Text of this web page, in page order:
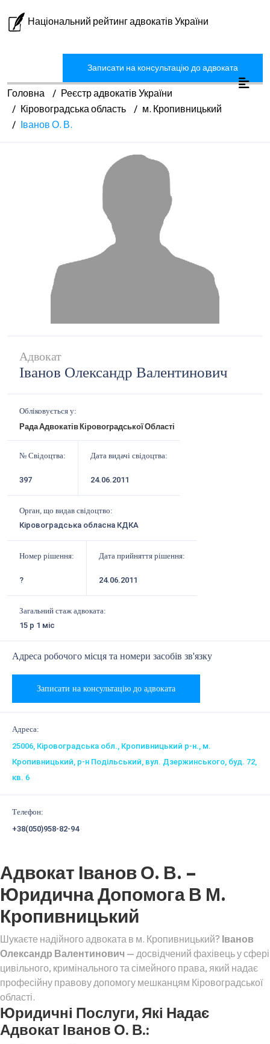
Національний рейтинг адвокатів України
Записати на консультацію до адвоката
Головна
Реєстр адвокатів України
Кіровоградська область
м. Кропивницький
Іванов О. В.
Адвокат
Іванов Олександр Валентинович
Обліковується у:
Рада Адвокатів Кіровоградської Області
№ Свідоцтва:
397
Дата видачі свідоцтва:
24.06.2011
Орган, що видав свідоцтво:
Кіровоградська обласна КДКА
Номер рішення:
?
Дата прийняття рішення:
24.06.2011
Загальний стаж адвоката:
15 р 1 міс
Адреса робочого місця та номери засобів зв'язку
Записати на консультацію до адвоката
Адреса:
25006, Кіровоградська обл., Кропивницький р-н., м.
Кропивницький, р-н Подільський, вул. Дзержинського, буд. 72,
кв. 6
Телефон:
+38(050)958-82-94
Адвокат Іванов О. В. –
Юридична Допомога В М.
Кропивницький
Шукаєте надійного адвоката в м. Кропивницький? Іванов
Олександр Валентинович — досвідчений фахівець у сфері
цивільного, кримінального та сімейного права, який надає
професійну правову допомогу мешканцям Кіровоградської
області.
Юридичні Послуги, Які Надає
Адвокат Іванов О. В.: